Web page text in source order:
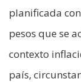
planificada
pesos que se
contexto
país,